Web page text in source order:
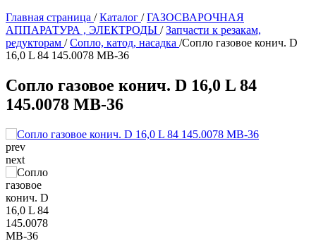
Главная страница / Каталог / ГАЗОСВАРОЧНАЯ
АППАРАТУРА , ЭЛЕКТРОДЫ / Запчасти к резакам,
редукторам / Сопло, катод, насадка /Сопло газовое конич. D
16,0 L 84 145.0078 MB-36
Сопло газовое конич. D 16,0 L 84
145.0078 MB-36
prev
next